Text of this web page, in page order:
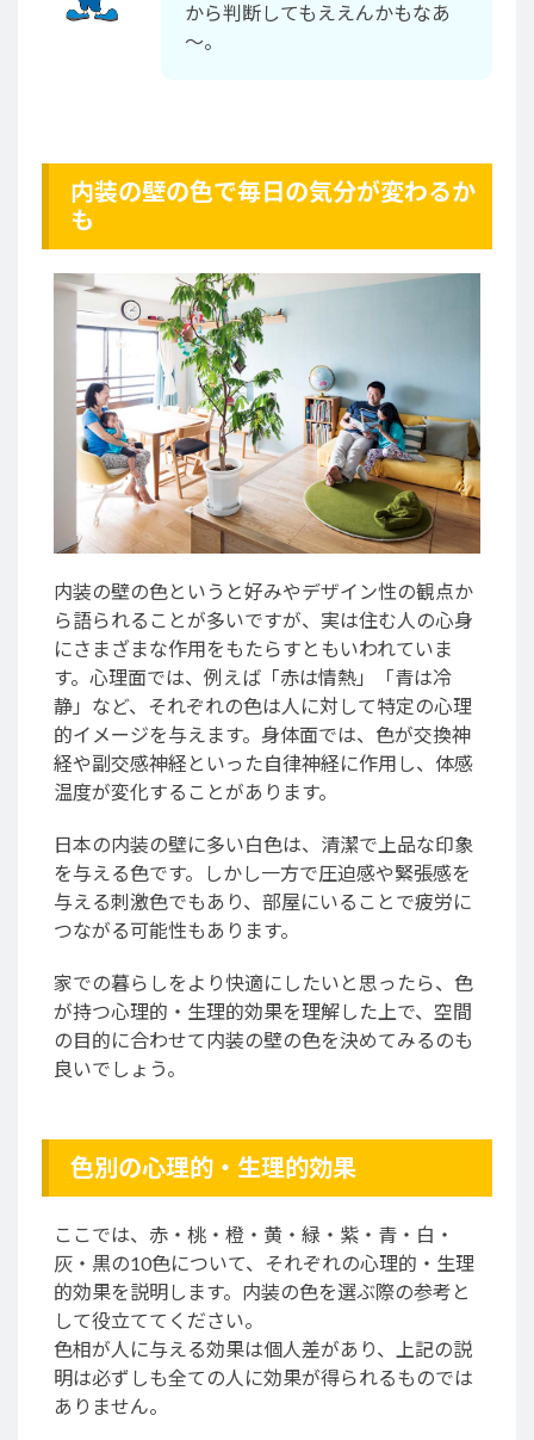
から判断してもええんかもなあ
～。
内装の壁の色で毎日の気分が変わるか
も
内装の壁の色というと好みやデザイン性の観点か
ら語られることが多いですが、実は住む人の心身
にさまざまな作用をもたらすともいわれていま
す。心理面では、例えば「赤は情熱」「青は冷
静」など、それぞれの色は人に対して特定の心理
的イメージを与えます。身体面では、色が交換神
経や副交感神経といった自律神経に作用し、体感
温度が変化することがあります。
日本の内装の壁に多い白色は、清潔で上品な印象
を与える色です。しかし一方で圧迫感や緊張感を
与える刺激色でもあり、部屋にいることで疲労に
つながる可能性もあります。
家での暮らしをより快適にしたいと思ったら、色
が持つ心理的・生理的効果を理解した上で、空間
の目的に合わせて内装の壁の色を決めてみるのも
良いでしょう。
色別の心理的・生理的効果
ここでは、赤・桃・橙・黄・緑・紫・青・白・
灰・黒の10色について、それぞれの心理的・生理
的効果を説明します。内装の色を選ぶ際の参考と
して役立ててください。
色相が人に与える効果は個人差があり、上記の説
明は必ずしも全ての人に効果が得られるものでは
ありません。